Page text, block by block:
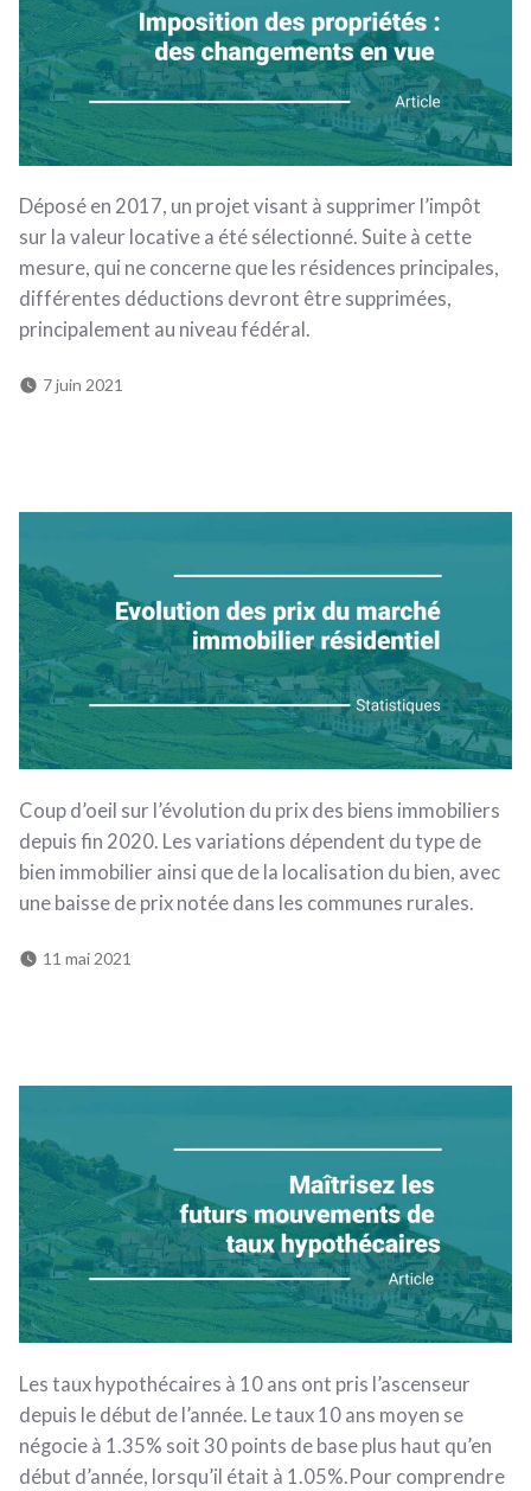
Déposé en 2017, un projet visant à supprimer l’impôt
sur la valeur locative a été sélectionné. Suite à cette
mesure, qui ne concerne que les résidences principales,
différentes déductions devront être supprimées,
principalement au niveau fédéral.
7 juin 2021
Coup d’oeil sur l’évolution du prix des biens immobiliers
depuis fin 2020. Les variations dépendent du type de
bien immobilier ainsi que de la localisation du bien, avec
une baisse de prix notée dans les communes rurales.
11 mai 2021
Les taux hypothécaires à 10 ans ont pris l’ascenseur
depuis le début de l’année. Le taux 10 ans moyen se
négocie à 1.35% soit 30 points de base plus haut qu’en
début d’année, lorsqu’il était à 1.05%.Pour comprendre